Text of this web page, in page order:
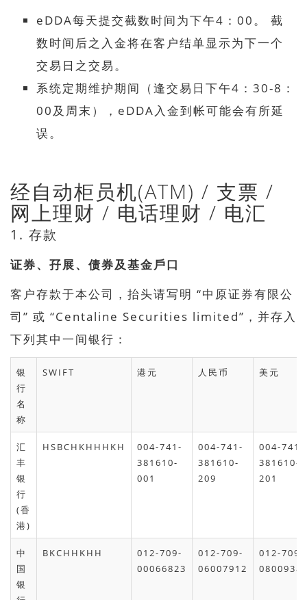
eDDA每天提交截数时间为下午4：00。 截
数时间后之入金将在客户结单显示为下一个
交易日之交易。
系统定期维护期间（逢交易日下午4：30-8：
00及周末），eDDA入金到帐可能会有所延
误。
经自动柜员机(ATM) / 支票 / ​​
网上理财 / 电话理财 / 电汇
1. 存款
证券、孖展、债券及基金戶口
客户存款于本公司，抬头请写明 “中原证券有限公
司” 或 “Centaline Securities limited”，并存入
下列其中一间银行：
银
行
名
称
SWIFT 港元 人民币 美元
汇
丰
银
行
(香
港)
HSBCHKHHHKH
004-741-
381610-
001
004-741-
381610-
209
004-741-
381610-
201
中
国
银
BKCHHKHH
012-709-
00066823
012-709-
06007912
012-709-